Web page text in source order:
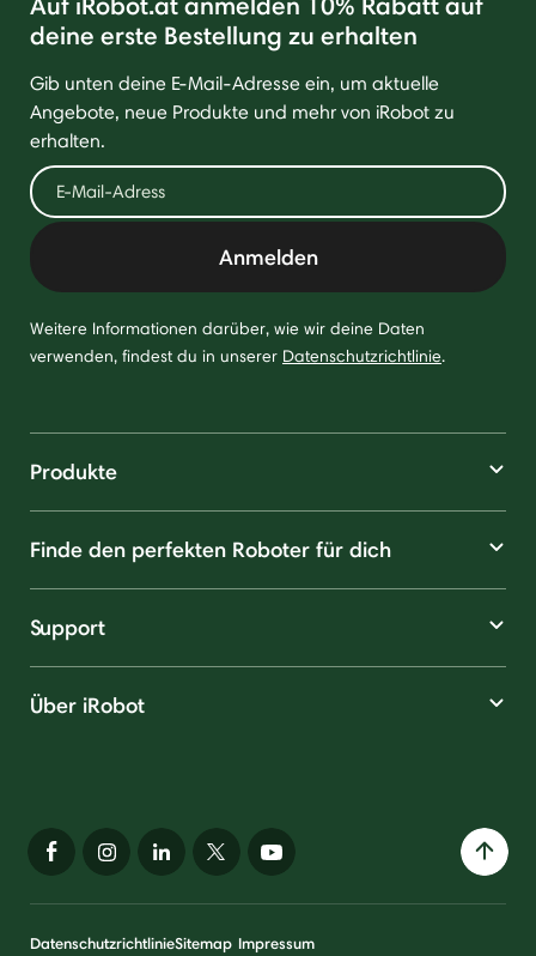
deine erste Bestellung zu erhalten
Gib unten deine E-Mail-Adresse ein, um aktuelle
Angebote, neue Produkte und mehr von iRobot zu
erhalten.
Anmelden
Weitere Informationen darüber, wie wir deine Daten
verwenden, findest du in unserer Datenschutzrichtlinie.
Produkte
Finde den perfekten Roboter für dich
Support
Über iRobot
DatenschutzrichtlinieSitemap Impressum